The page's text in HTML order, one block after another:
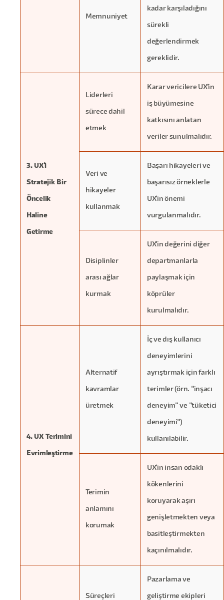
Memnuniyet
kadar karşıladığını
sürekli
değerlendirmek
gereklidir.
3. UX'i
Stratejik Bir
Öncelik
Haline
Getirme
Liderleri
sürece dahil
etmek
Karar vericilere UX'in
iş büyümesine
katkısını anlatan
veriler sunulmalıdır.
Veri ve
hikayeler
kullanmak
Başarı hikayeleri ve
başarısız örneklerle
UX'in önemi
vurgulanmalıdır.
Disiplinler
arası ağlar
kurmak
UX'in değerini diğer
departmanlarla
paylaşmak için
köprüler
kurulmalıdır.
4. UX Terimini
Evrimleştirme
Alternatif
kavramlar
üretmek
İç ve dış kullanıcı
deneyimlerini
ayrıştırmak için farklı
terimler (örn. "inşacı
deneyim" ve "tüketici
deneyimi")
kullanılabilir.
Terimin
anlamını
korumak
UX'in insan odaklı
kökenlerini
koruyarak aşırı
genişletmekten veya
basitleştirmekten
kaçınılmalıdır.
Süreçleri
Pazarlama ve
geliştirme ekipleri